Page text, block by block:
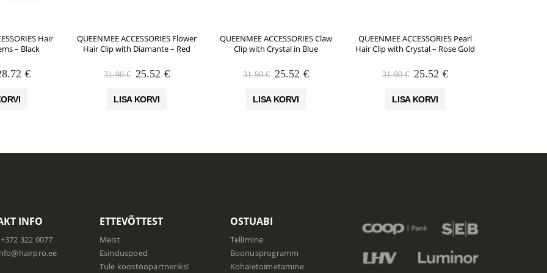
Hair
– Black
€.
€Praegune
QUEENMEE ACCESSORIES Flower
Hair Clip with Diamante – Red
31.90€ Algne
oli:
31.90 €.
25.52 €Praegune
LISA KORVI
QUEENMEE ACCESSORIES Claw
Clip with Crystal in Blue
31.90€ Algne
oli:
31.90 €.
25.52 €Praegune
LISA KORVI
QUEENMEE ACCESSORIES Pearl
Hair Clip with Crystal – Rose Gold
31.90€ Algne
oli:
31.90 €.
25.52 €Praegune
LISA KORVI
INFO
+372 322 0077
ETTEVÕTTEST
Meist
Esinduspoed
Tule koostööpartneriks!
OSTUABI
Tellimine
Boonusprogramm
Kohaletoimetamine